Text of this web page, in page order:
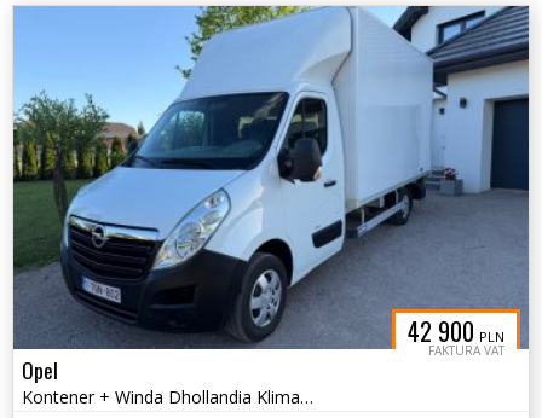
42 900 PLN
FAKTURA VAT
Opel
Kontener + Winda Dhollandia Klima Paka 4.10 m